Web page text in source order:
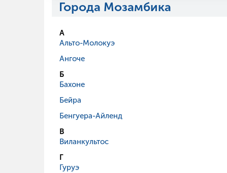
Города Мозамбика
А
Альто-Молокуэ
Ангоче
Б
Бахоне
Бейра
Бенгуера-Айленд
В
Виланкультос
Г
Гуруэ